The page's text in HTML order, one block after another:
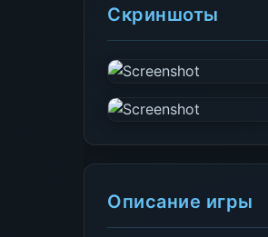
Скриншоты
Описание игры